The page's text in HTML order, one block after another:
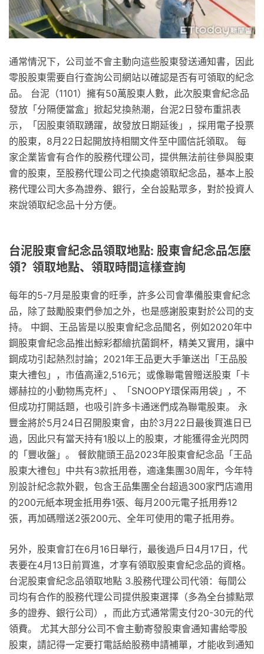
通常情況下，公司並不會主動向這些股東發送通知書，因此
零股股東需要自行查詢公司網站以確認是否有可領取的紀念
品。 台泥（1101）擁有50萬股東人數，此次股東會紀念品
發放「分隔便當盒」掀起兌換熱潮，台泥2日發布重訊表
示，「因股東領取踴躍，故發放日期延後」，採用電子投票
的股東，8月22日起開放持相關文件至中國信託領取。 每
家企業皆會有合作的股務代理公司，提供無法前往參與股東
會的股東，至股務代理公司之代換處領取紀念品，基本上股
務代理公司大多為證券、銀行，全台設點眾多，對於投資人
來說領取紀念品十分方便。
台泥股東會紀念品領取地點: 股東會紀念品怎麼
領？領取地點、領取時間這樣查詢
每年的5-7月是股東會的旺季，許多公司會準備股東會紀念
品，除了鼓勵股東們參加之外，也是感謝股東對於公司的支
持。 中鋼、王品皆是以股東會紀念品聞名，例如2020年中
鋼股東會紀念品推出鯨彩都繪抗菌鋼杯，精美又實用，讓中
鋼成功引起熱烈討論；2021年王品更大手筆送出「王品股
東大禮包」，市值高達2,516元；或像聯電曾贈送股東「卡
娜赫拉的小動物馬克杯」、「SNOOPY環保兩用袋」，不
但成功打開話題，也吸引許多卡通迷們成為聯電股東。 永
豐金將於5月24日召開股東會，由於3月22日最後買進日已
過，因此只有當天持有1股以上的股東，才能獲得金光閃閃
的「豐收盤」。 餐飲龍頭王品2023年股東會紀念品「王品
股東大禮包」中共有3款抵用卷，適逢集團30周年，今年特
別設計紀念款外觀，包含王品集團全台超過300家門店適用
的200元紙本現金抵用券1張、每月200元電子抵用券12
張，再加碼贈送2張200元、全年可使用的電子抵用券。
另外，股東會訂在6月16日舉行，最後過戶日4月17日，代
表要在4月13日前買進，才享有領取股東會紀念品的資格。
台泥股東會紀念品領取地點 3.股務代理公司代領：每間公
司均有合作的股務代理公司提供股東選擇（多為全台據點眾
多的證券、銀行公司），而此方式通常需支付20-30元的代
領費。 尤其大部分公司不會主動寄發股東會通知書給零股
股東，請記得一定要打電話給股務申請補單，才能收到通知